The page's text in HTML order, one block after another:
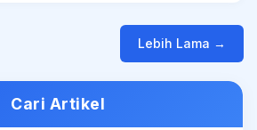
Lebih Lama →
Cari Artikel